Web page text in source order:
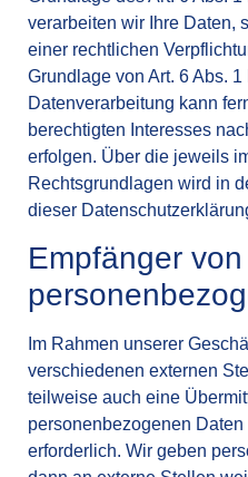
verarbeiten wir Ihre Daten,
einer rechtlichen
Grundlage von Art. 6 Abs.
Datenverarbeitung kann
berechtigten Interesses
erfolgen. Über die jeweils
Rechtsgrundlagen wird in
dieser
Empfänger von
Im Rahmen unserer
verschiedenen externen
teilweise auch eine
personenbezogenen
erforderlich. Wir geben